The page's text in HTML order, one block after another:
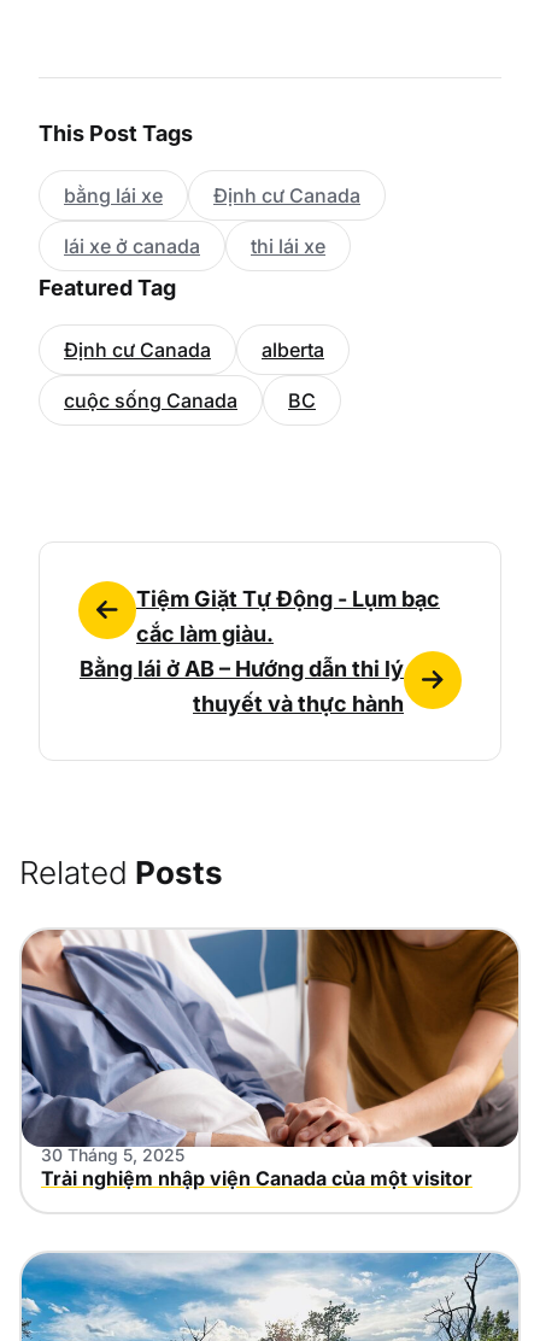
This Post Tags
bằng lái xe Định cư Canada
lái xe ở canada thi lái xe
Featured Tag
Định cư Canada alberta
cuộc sống Canada BC
Tiệm Giặt Tự Động - Lụm bạc
cắc làm giàu.
Bằng lái ở AB – Hướng dẫn thi lý
thuyết và thực hành
Related Posts
30 Tháng 5, 2025
Trải nghiệm nhập viện Canada của một visitor